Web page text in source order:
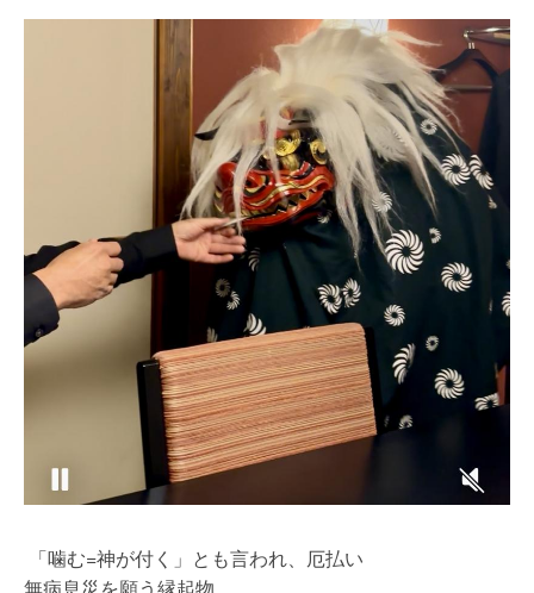
「噛む=神が付く」とも言われ、厄払い